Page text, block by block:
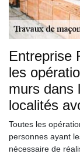
Entreprise
les
murs dans
localités
Toutes les
personnes ayant
nécessaire de